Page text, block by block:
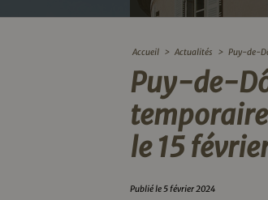
Accueil > Actualités > Puy-de-
Puy-de-
le 15
Publié le 5 février 2024